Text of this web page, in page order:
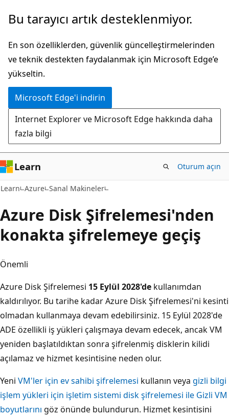
Ana
atla
Bu tarayıcı artık desteklenmiyor.
En son özelliklerden, güvenlik güncelleştirmelerinden
ve teknik destekten faydalanmak için Microsoft Edge’e
yükseltin.
Microsoft Edge'i indirin
Internet Explorer ve Microsoft Edge hakkında daha
fazla bilgi
Learn Oturum açın
Learn Azure Sanal Makineler
Azure Disk Şifrelemesi'nden
konakta şifrelemeye geçiş
Önemli
Azure Disk Şifrelemesi 15 Eylül 2028'de kullanımdan
kaldırılıyor. Bu tarihe kadar Azure Disk Şifrelemesi'ni kesinti
olmadan kullanmaya devam edebilirsiniz. 15 Eylül 2028'de
ADE özellikli iş yükleri çalışmaya devam edecek, ancak VM
yeniden başlatıldıktan sonra şifrelenmiş disklerin kilidi
açılamaz ve hizmet kesintisine neden olur.
Yeni VM'ler için ev sahibi şifrelemesi kullanın veya gizli bilgi
işlem yükleri için işletim sistemi disk şifrelemesi ile Gizli VM
boyutlarını göz önünde bulundurun. Hizmet kesintisini